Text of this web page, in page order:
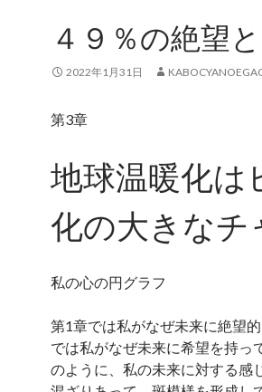
４９％の絶望
2022年1月31日
第3章
地球温暖化は
化の大きなチ
私の心の円グラフ
第1章では私がなぜ未来に絶望
では私がなぜ未来に希望を持っ
のように、私の未来に対する感